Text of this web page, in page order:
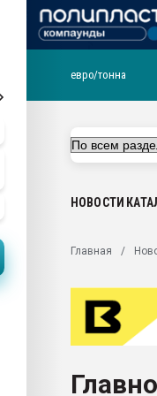
29.07.2026 ФРП помог
Вакуум-формовочные
28.07.2026
первый план в
пластмасс
ситуацией на
евро/тонна
НОВОСТИ
Главная